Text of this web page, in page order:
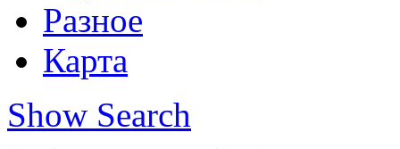
Разное
Карта
Show Search